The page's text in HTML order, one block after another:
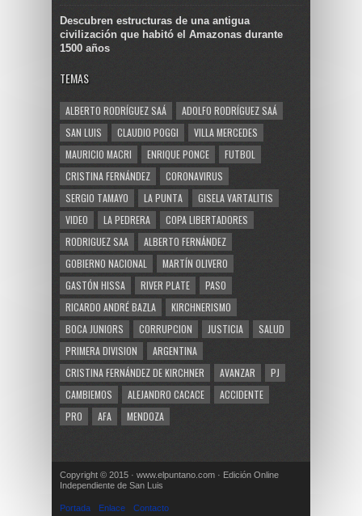
Descubren estructuras de una antigua
civilización que habitó el Amazonas durante
1500 años
TEMAS
ALBERTO RODRÍGUEZ SAÁ
ADOLFO RODRÍGUEZ SAÁ
SAN LUIS
CLAUDIO POGGI
VILLA MERCEDES
MAURICIO MACRI
ENRIQUE PONCE
FUTBOL
CRISTINA FERNÁNDEZ
CORONAVIRUS
SERGIO TAMAYO
LA PUNTA
GISELA VARTALITIS
VIDEO
LA PEDRERA
COPA LIBERTADORES
RODRIGUEZ SAA
ALBERTO FERNÁNDEZ
GOBIERNO NACIONAL
MARTÍN OLIVERO
GASTÓN HISSA
RIVER PLATE
PASO
RICARDO ANDRÉ BAZLA
KIRCHNERISMO
BOCA JUNIORS
CORRUPCION JUSTICIA
SALUD
PRIMERA DIVISION
ARGENTINA
CRISTINA FERNÁNDEZ DE KIRCHNER
AVANZAR
PJ
CAMBIEMOS
ALEJANDRO CACACE
ACCIDENTE
PRO
AFA MENDOZA
Copyright © 2015 · www.elpuntano.com · Edición Online
Independiente de San Luis
Portada Enlace Contacto